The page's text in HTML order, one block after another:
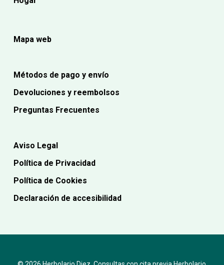
Mapa web
Métodos de pago y envío
Devoluciones y reembolsos
Preguntas Frecuentes
Aviso Legal
Política de Privacidad
Política de Cookies
Declaración de accesibilidad